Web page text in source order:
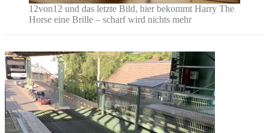
12von12 und das letzte Bild, hier bekommt Harry The
Horse eine Brille – scharf wird nichts mehr